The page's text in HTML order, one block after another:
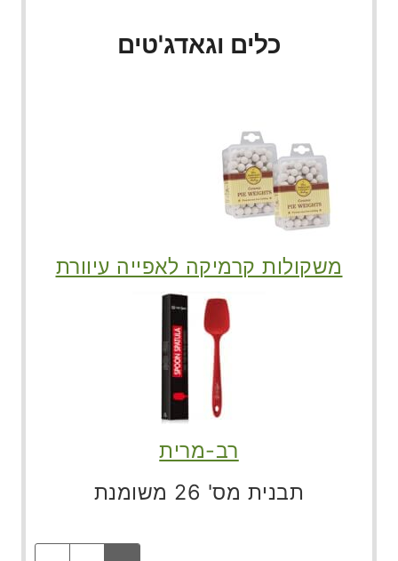
כלים וגאדג'טים
משקולות קרמיקה לאפייה עיוורת
רב-מרית
תבנית מס' 26 משומנת